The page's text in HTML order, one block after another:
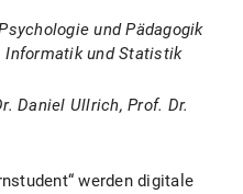
und Pädagogik
Informatik und Statistik
Daniel Ullrich, Prof. Dr.
werden digitale